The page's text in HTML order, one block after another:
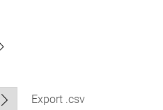
Export .csv